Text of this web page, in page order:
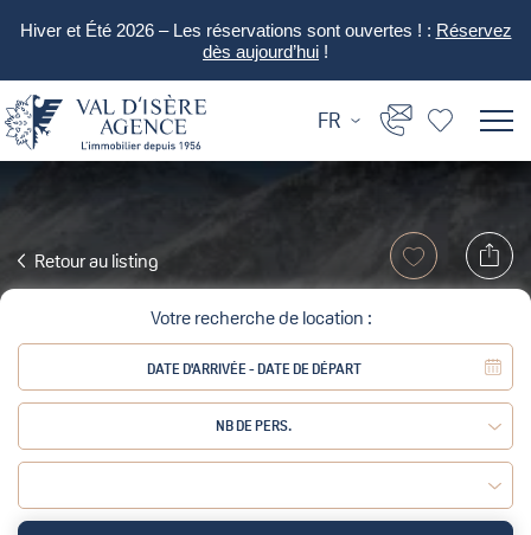
Hiver et Été 2026 – Les réservations sont ouvertes ! : Réservez
dès aujourd’hui !
FR
Retour au listing
Votre recherche de location :
NB DE PERS.
Adulte : Enfant :